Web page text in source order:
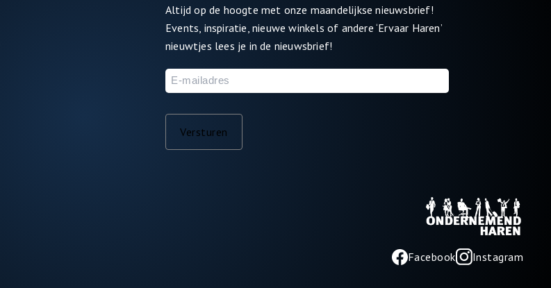
Altijd op de hoogte met onze maandelijkse nieuwsbrief!
Events, inspiratie, nieuwe winkels of andere ‘Ervaar Haren’
nieuwtjes lees je in de nieuwsbrief!
E-
mailadres
Versturen
Facebook Instagram